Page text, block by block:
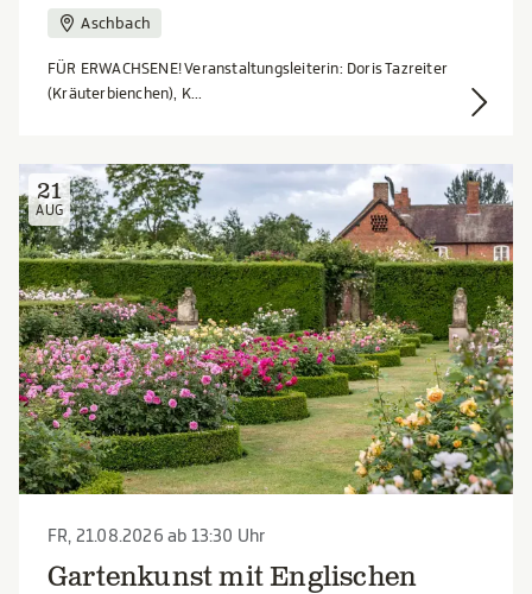
Aschbach
FÜR ERWACHSENE! Veranstaltungsleiterin: Doris Tazreiter
(Kräuterbienchen), K...
21
AUG
FR, 21.08.2026 ab 13:30 Uhr
Gartenkunst mit Englischen